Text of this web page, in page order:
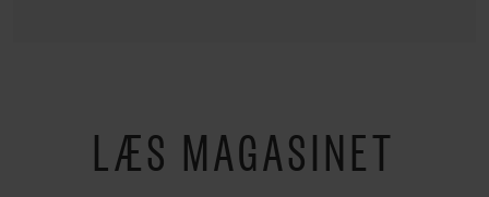
LÆS MAGASINET